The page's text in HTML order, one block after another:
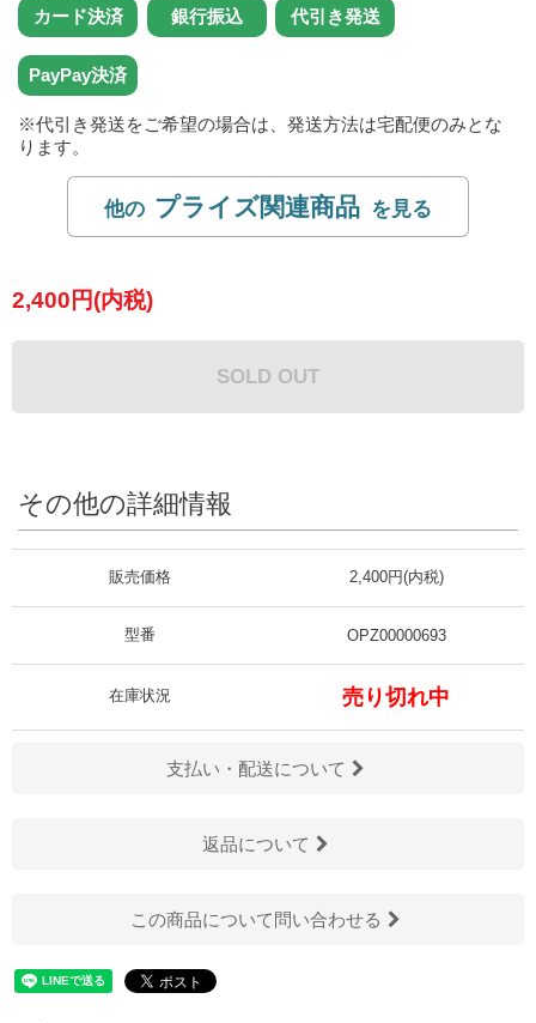
※代引き発送をご希望の場合は、発送方法は宅配便のみとな
ります。
プライズ関連商品
2,400円(内税)
SOLD OUT
その他の詳細情報
販売価格 2,400円(内税)
型番 OPZ00000693
在庫状況 売り切れ中
支払い・配送について
返品について
この商品について問い合わせる